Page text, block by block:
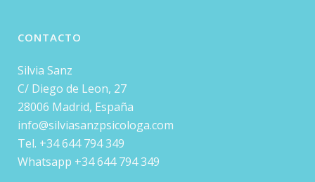
CONTACTO
Silvia Sanz
C/ Diego de Leon, 27
28006 Madrid, España
info@silviasanzpsicologa.com
Tel. +34 644 794 349
Whatsapp +34 644 794 349